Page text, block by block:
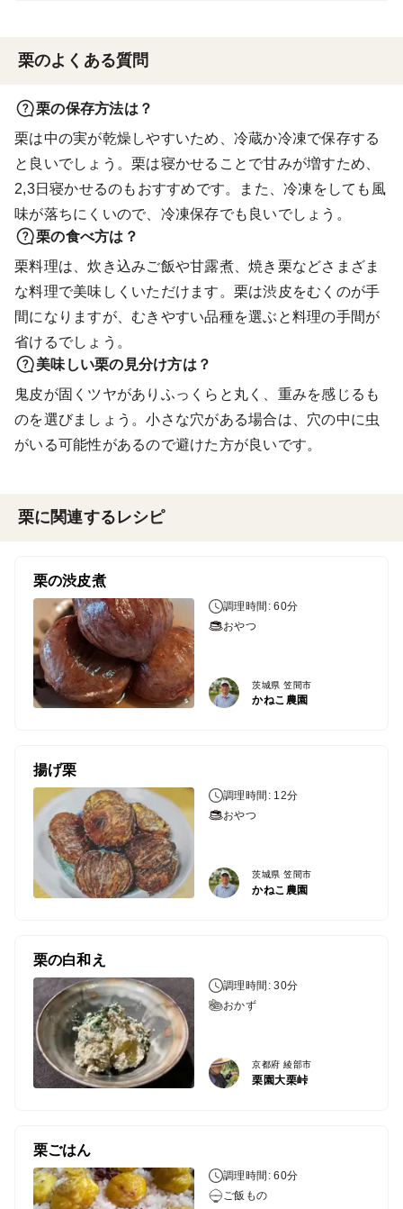
栗のよくある質問
栗の保存方法は？
栗は中の実が乾燥しやすいため、冷蔵か冷凍で保存する
と良いでしょう。栗は寝かせることで甘みが増すため、
2,3日寝かせるのもおすすめです。また、冷凍をしても風
味が落ちにくいので、冷凍保存でも良いでしょう。
栗の食べ方は？
栗料理は、炊き込みご飯や甘露煮、焼き栗などさまざま
な料理で美味しくいただけます。栗は渋皮をむくのが手
間になりますが、むきやすい品種を選ぶと料理の手間が
省けるでしょう。
美味しい栗の見分け方は？
鬼皮が固くツヤがありふっくらと丸く、重みを感じるも
のを選びましょう。小さな穴がある場合は、穴の中に虫
がいる可能性があるので避けた方が良いです。
栗に関連するレシピ
栗の渋皮煮
調理時間: 60分
おやつ
茨城県 笠間市
かねこ農園
揚げ栗
調理時間: 12分
おやつ
茨城県 笠間市
かねこ農園
栗の白和え
調理時間: 30分
おかず
京都府 綾部市
栗園大栗峠
栗ごはん
調理時間: 60分
ご飯もの